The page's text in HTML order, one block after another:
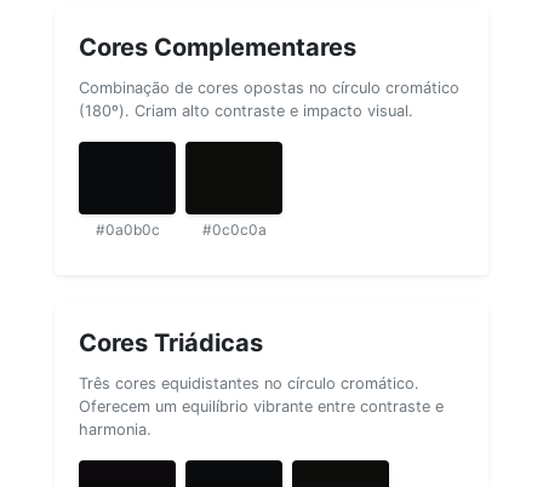
Cores Complementares
Combinação de cores opostas no círculo cromático
(180º). Criam alto contraste e impacto visual.
#0a0b0c #0c0c0a
Cores Triádicas
Três cores equidistantes no círculo cromático.
Oferecem um equilíbrio vibrante entre contraste e
harmonia.